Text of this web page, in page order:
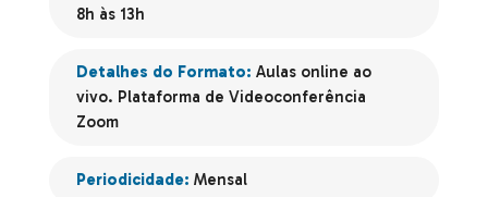
8h às 13h
Detalhes do Formato: Aulas online ao
vivo. Plataforma de Videoconferência
Zoom
Periodicidade: Mensal